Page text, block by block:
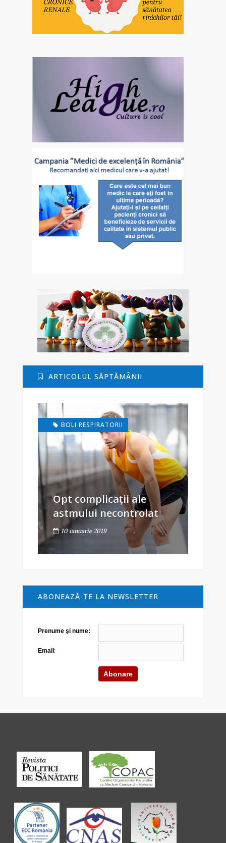
ARTICOLUL SĂPTĂMÂNII
BOLI RESPIRATORII
Opt complicații ale
astmului necontrolat
10 ianuarie 2019
ABONEAZĂ-TE LA NEWSLETTER
Prenume şi nume:
Email :